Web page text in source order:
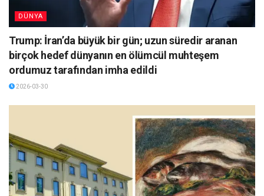
DÜNYA
Trump: İran’da büyük bir gün; uzun süredir aranan
birçok hedef dünyanın en ölümcül muhteşem
ordumuz tarafından imha edildi
2026-03-30